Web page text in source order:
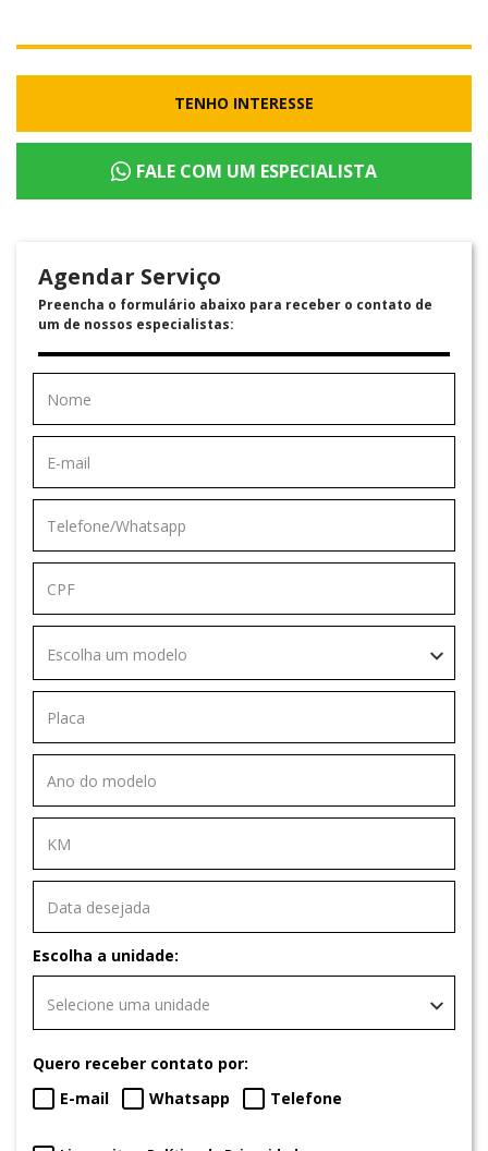
TENHO INTERESSE
FALE COM UM ESPECIALISTA
Agendar Serviço
Preencha o formulário abaixo para receber o contato de
um de nossos especialistas:
Escolha um modelo
Escolha a unidade:
Selecione uma unidade
Quero receber contato por:
E-mail
Whatsapp Telefone